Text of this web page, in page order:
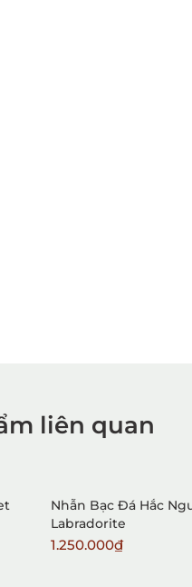
liên quan
Nhẫn Bạc Đá Hắc
Labradorite
1.250.000₫